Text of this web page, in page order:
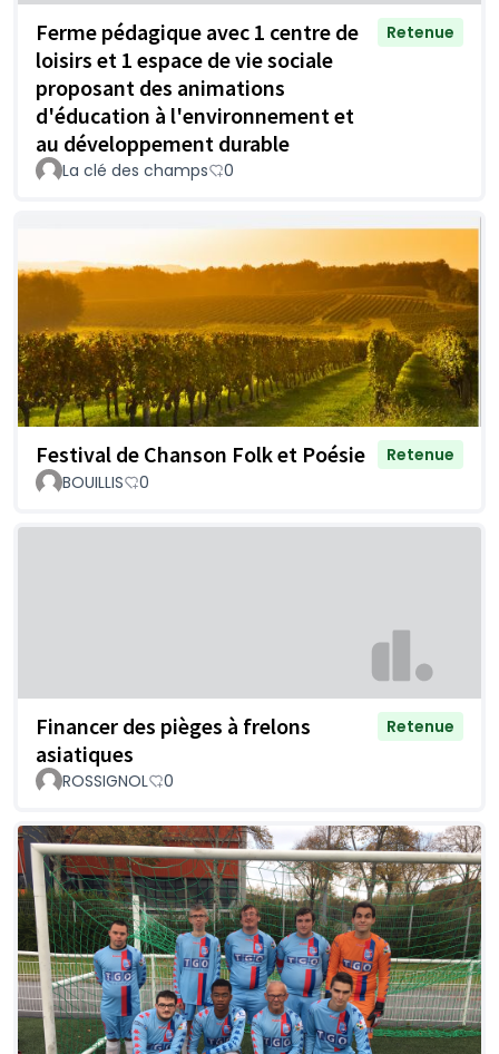
Ferme pédagique avec 1 centre de
loisirs et 1 espace de vie sociale
proposant des animations
d'éducation à l'environnement et
au développement durable
Retenue
La clé des champs 0
Festival de Chanson Folk et Poésie
Retenue
BOUILLIS
0
Financer des pièges à frelons
asiatiques
Retenue
ROSSIGNOL 0